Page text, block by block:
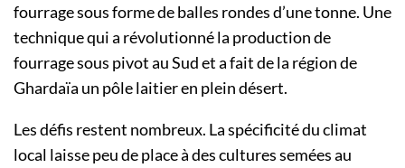
fourrage sous forme de balles rondes d’une tonne. Une
technique qui a révolutionné la production de
fourrage sous pivot au Sud et a fait de la région de
Ghardaïa un pôle laitier en plein désert.
Les défis restent nombreux. La spécificité du climat
local laisse peu de place à des cultures semées au